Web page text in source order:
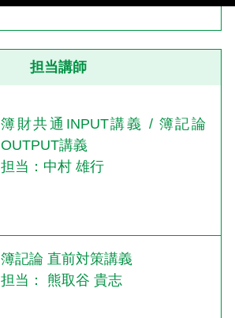
担当講師
簿財共通INPUT講義 / 簿記論
OUTPUT講義
担当：中村 雄行
簿記論 直前対策講義
担当： 熊取谷 貴志